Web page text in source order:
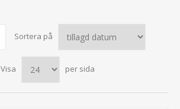
Sortera på
Visa per sida